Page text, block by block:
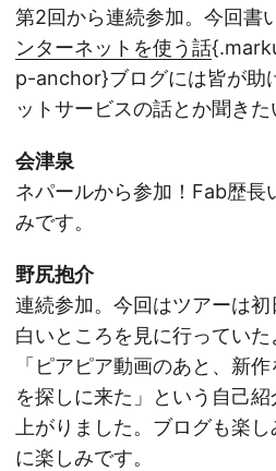
第2回から連続参加。今回書
ンターネットを使う話
p-anchor}ブログには皆が助
ットサービスの話とか聞きた
会津泉
ネパールから参加！Fab歴長
みです。
野尻抱介
連続参加。今回はツアーは
白いところを見に行っていた
「ピアピア動画のあと、新
を探しに来た」という自己
上がりました。ブログも楽
に楽しみです。